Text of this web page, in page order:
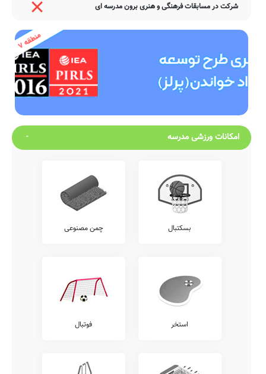
شرکت در مسابقات فرهنگی و هنری برون مدرسه ای
امکانات ورزشی مدرسه
بسکتبال چمن مصنوعی
استخر فوتبال